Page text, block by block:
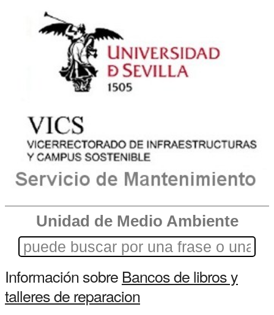
Unidad de Medio Ambiente
Información sobre Bancos de libros y
talleres de reparacion